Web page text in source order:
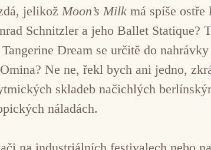
jelikož Moon’s Milk má spíše
Schnitzler a jeho Ballet Statique?
Dream se určitě do
Ne ne, řekl bych ani jedno,
skladeb načichlých
náladách.